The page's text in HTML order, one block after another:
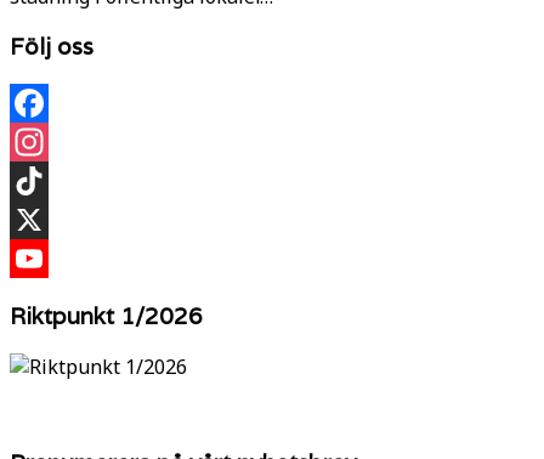
Följ oss
Facebook
Instagram
TikTok
X
Riktpunkt 1/2026